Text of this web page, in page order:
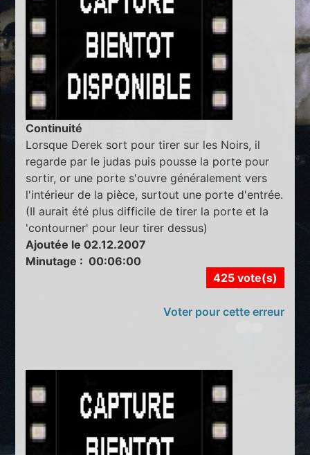
Continuité
Lorsque Derek sort pour tirer sur les Noirs, il
regarde par le judas puis pousse la porte pour
sortir, or une porte s'ouvre généralement vers
l'intérieur de la pièce, surtout une porte d'entrée.
(Il aurait été plus difficile de tirer la porte et la
'contourner' pour leur tirer dessus)
Ajoutée le 02.12.2007
Minutage : 00:06:00
425 vote(s)
Voter pour cette erreur